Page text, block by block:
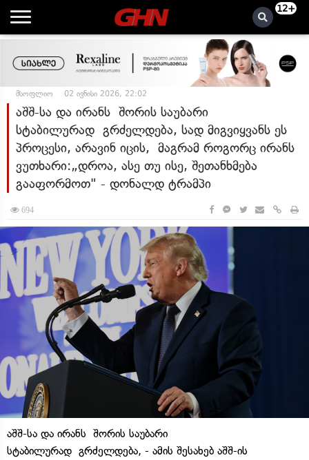
12+
მსოფლიო 02 ივნისი 2026, 22:02
აშშ-სა და ირანს შორის საუბარი
სტაბილურად გრძელდება, სად მიგვიყვანს ეს
პროცესი, არავინ იცის, მაგრამ როგორც ირანს
ვუთხარი:„დროა, ასე თუ ისე, შეთანხმება
გააფორმოთ" - დონალდ ტრამპი
694
აშშ-სა და ირანს შორის საუბარი
სტაბილურად გრძელდება, - ამის შესახებ აშშ-ის